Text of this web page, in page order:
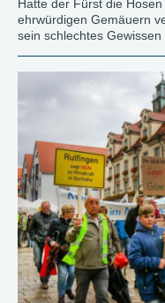
Hatte der Fürst die
ehrwürdigen Gemäuern
sein schlechtes Gewissen